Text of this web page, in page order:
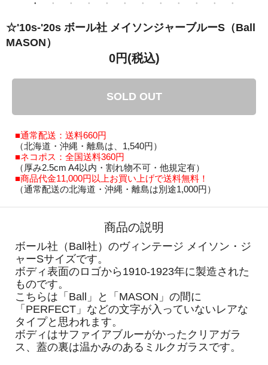
☆'10s-'20s ボール社 メイソンジャーブルーS（Ball
MASON）
0円(税込)
SOLD OUT
■通常配送：送料660円
（北海道・沖縄・離島は、1,540円）
■ネコポス：全国送料360円
（厚み2.5cm A4以内・割れ物不可・他規定有）
■商品代金11,000円以上お買い上げで送料無料！
（通常配送の北海道・沖縄・離島は別途1,000円）
商品の説明
ボール社（Ball社）のヴィンテージ メイソン・ジ
ャーSサイズです。
ボディ表面のロゴから1910-1923年に製造された
ものです。
こちらは「Ball」と「MASON」の間に
「PERFECT」などの文字が入っていないレアな
タイプと思われます。
ボディはサファイアブルーがかったクリアガラ
ス、蓋の裏は温かみのあるミルクガラスです。